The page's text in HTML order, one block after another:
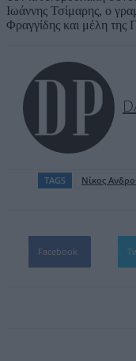
Ιωάννης Τσίμαρης, ο
Φραγγίδης και μέλη της
TAGS Nίκος
Facebook